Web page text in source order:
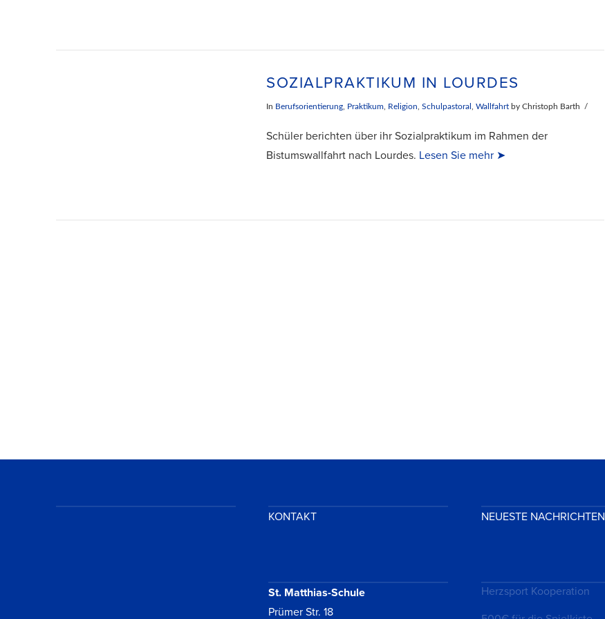
SOZIALPRAKTIKUM IN LOURDES
In Berufsorientierung Praktikum Religion ,Schulpastoral ,Wallfahrt by Christoph Barth
Schüler berichten über ihr Sozialpraktikum im Rahmen der
Bistumswallfahrt nach Lourdes. Lesen Sie mehr ➤
KONTAKT
St. Matthias-Schule
Prümer Str. 18
NEUESTE NACHRICHTEN
Herzsport Kooperation